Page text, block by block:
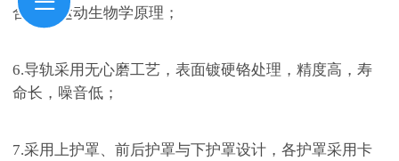
合肌肉运动生物学原理；
6.导轨采用无心磨工艺，表面镀硬铬处理，精度高，寿
命长，噪音低；
7.采用上护罩、前后护罩与下护罩设计，各护罩采用卡